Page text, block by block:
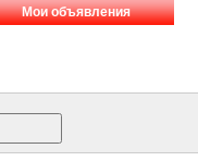
Мои объявления